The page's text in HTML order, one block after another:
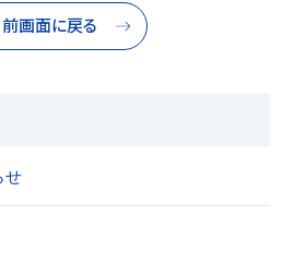
前画面に戻る
せ